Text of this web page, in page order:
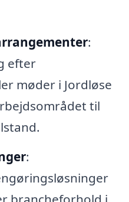
:
efter
møder i Jordløse
til
: